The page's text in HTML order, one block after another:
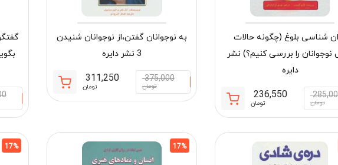
شناسی بلوغ (چگونه حالات
نوجوانان را بررسی کنیم؟) نشر
دایره
تومان
اصلی:
285,000 تومان
بود.
236,550
تومان
فعلی:
به نوجوانان گفتن،از نوجوانان شنیدن
3 نشر دایره
375,000
تومان
اصلی:
375,000
311,250
تومان
فعلی:
311,250 تومان.
17%
17%